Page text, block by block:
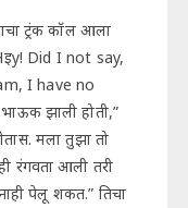
ट्रंक कॉल आला
Did I not say,
I have no
झाली होती,”
मला तुझा तो
रंगवता आली तरी
पेलू शकत.” तिचा